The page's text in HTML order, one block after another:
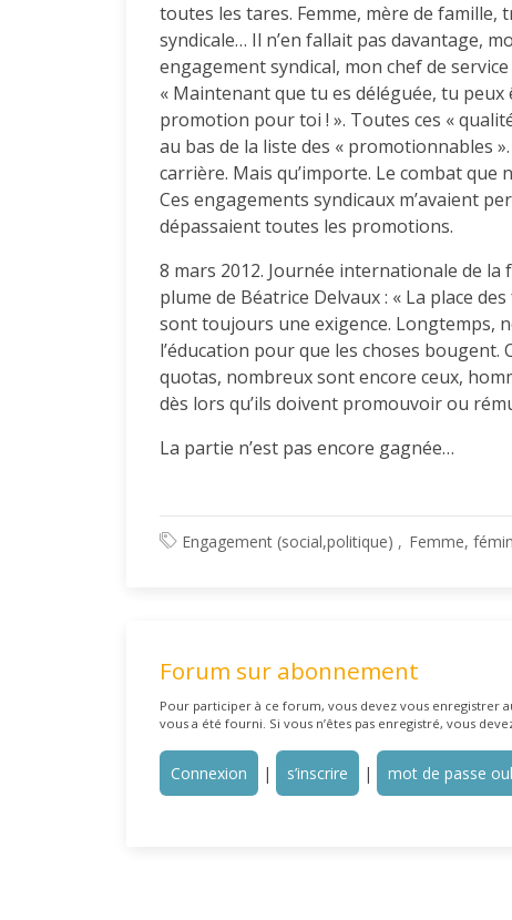
toutes les tares. Femme, mère de
syndicale… Il n’en fallait pas davantage,
engagement syndical, mon chef de service
« Maintenant que tu es déléguée, tu
promotion pour toi ! ». Toutes ces «
au bas de la liste des « promotionnables
carrière. Mais qu’importe. Le combat que
Ces engagements syndicaux m’avaient
dépassaient toutes les promotions.
8 mars 2012. Journée internationale de la
plume de Béatrice Delvaux : « La place
sont toujours une exigence. Longtemps,
l’éducation pour que les choses bougent.
quotas, nombreux sont encore ceux,
dès lors qu’ils doivent promouvoir ou
La partie n’est pas encore gagnée…
Engagement (social,politique) Femme,
Forum sur abonnement
Pour participer à ce forum, vous devez vous enregistrer
vous a été fourni. Si vous n’êtes pas enregistré, vous
Connexion | s’inscrire | mot de passe